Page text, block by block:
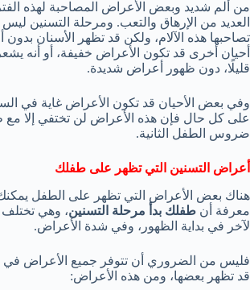
من ألم شديد وبعض الأعراض المصاحبة لهذه
العديد من الإرهاق والتعب. ومرحلة التسنين
تصاحبها هذه الآلام، ولكن قد تظهر الأسنان بدون
أحيان أخرى قد تكون الأعراض خفيفة، أو أنه
قليلًا، دون ظهور أعراض شديدة.
وفي بعض الأحيان قد تكون الأعراض غاية في
على كل حال فإن هذه الأعراض لن تختفي إلا مع
ضروس الطفل الثانية.
أعراض التسنين التي تظهر على طفلك
هناك بعض الأعراض التي تظهر على الطفل
معرفة أن طفلك بدأ مرحلة التسنين، وهي
لآخر في بداية الظهور، وفي شدة الأعراض.
فليس من الضروري أن تتوفر جميع الأعراض
قد تظهر بعضها، ومن هذه الأعراض: